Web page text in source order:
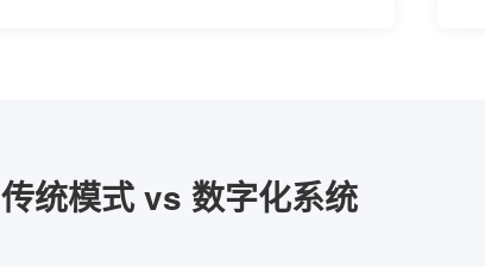
传统模式 vs 数字化系统